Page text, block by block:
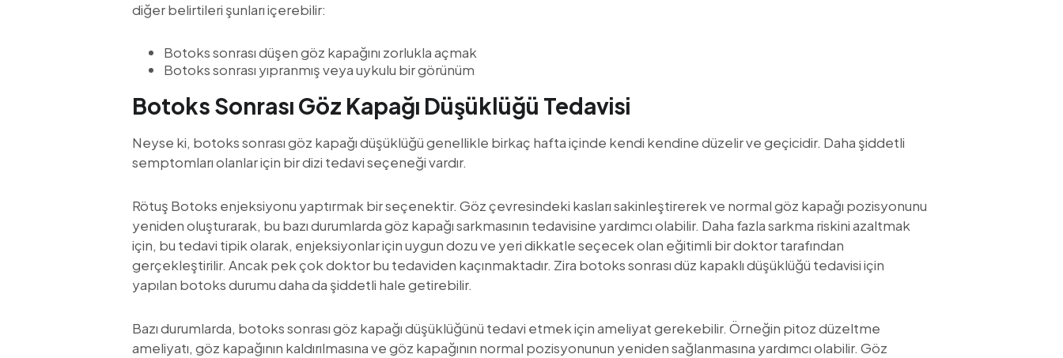
diğer belirtileri şunları içerebilir:
Botoks sonrası düşen göz kapağını zorlukla açmak
Botoks sonrası yıpranmış veya uykulu bir görünüm
Botoks Sonrası Göz Kapağı Düşüklüğü Tedavisi
Neyse ki, botoks sonrası göz kapağı düşüklüğü genellikle birkaç hafta içinde kendi kendine düzelir ve geçicidir. Daha şiddetli
semptomları olanlar için bir dizi tedavi seçeneği vardır.
Rötuş Botoks enjeksiyonu yaptırmak bir seçenektir. Göz çevresindeki kasları sakinleştirerek ve normal göz kapağı pozisyonunu
yeniden oluşturarak, bu bazı durumlarda göz kapağı sarkmasının tedavisine yardımcı olabilir. Daha fazla sarkma riskini azaltmak
için, bu tedavi tipik olarak, enjeksiyonlar için uygun dozu ve yeri dikkatle seçecek olan eğitimli bir doktor tarafından
gerçekleştirilir. Ancak pek çok doktor bu tedaviden kaçınmaktadır. Zira botoks sonrası düz kapaklı düşüklüğü tedavisi için
yapılan botoks durumu daha da şiddetli hale getirebilir.
Bazı durumlarda, botoks sonrası göz kapağı düşüklüğünü tedavi etmek için ameliyat gerekebilir. Örneğin pitoz düzeltme
ameliyatı, göz kapağının kaldırılmasına ve göz kapağının normal pozisyonunun yeniden sağlanmasına yardımcı olabilir. Göz